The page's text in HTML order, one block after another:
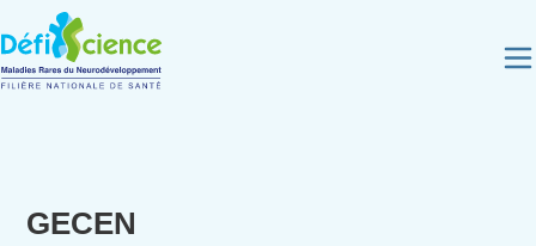
GECEN
Panneau de gestion des cookies